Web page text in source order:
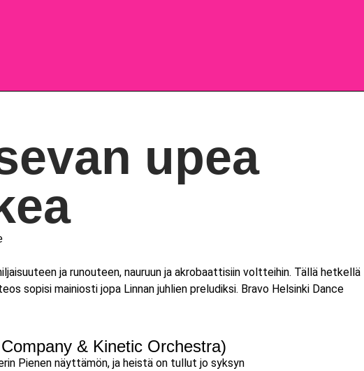
upea
ja runouteen, nauruun ja akrobaattisiin voltteihin. Tällä hetkellä
sopisi mainiosti jopa Linnan juhlien preludiksi. Bravo Helsinki Dance
& Kinetic Orchestra)
Pienen näyttämön, ja heistä on tullut jo syksyn